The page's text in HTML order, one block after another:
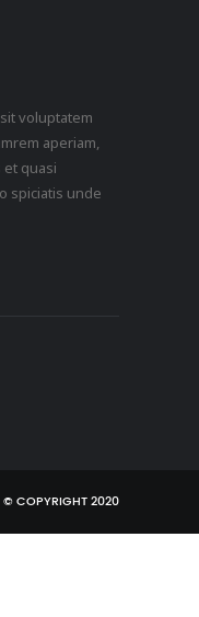
voluptatem
aperiam,
quasi
spiciatis unde
© COPYRIGHT 2020